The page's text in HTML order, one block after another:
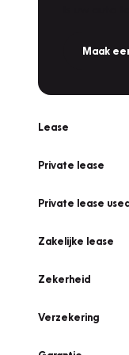
Maak
Lease
Private lease
Private lease
Zakelijke lease
Zekerheid
Verzekering